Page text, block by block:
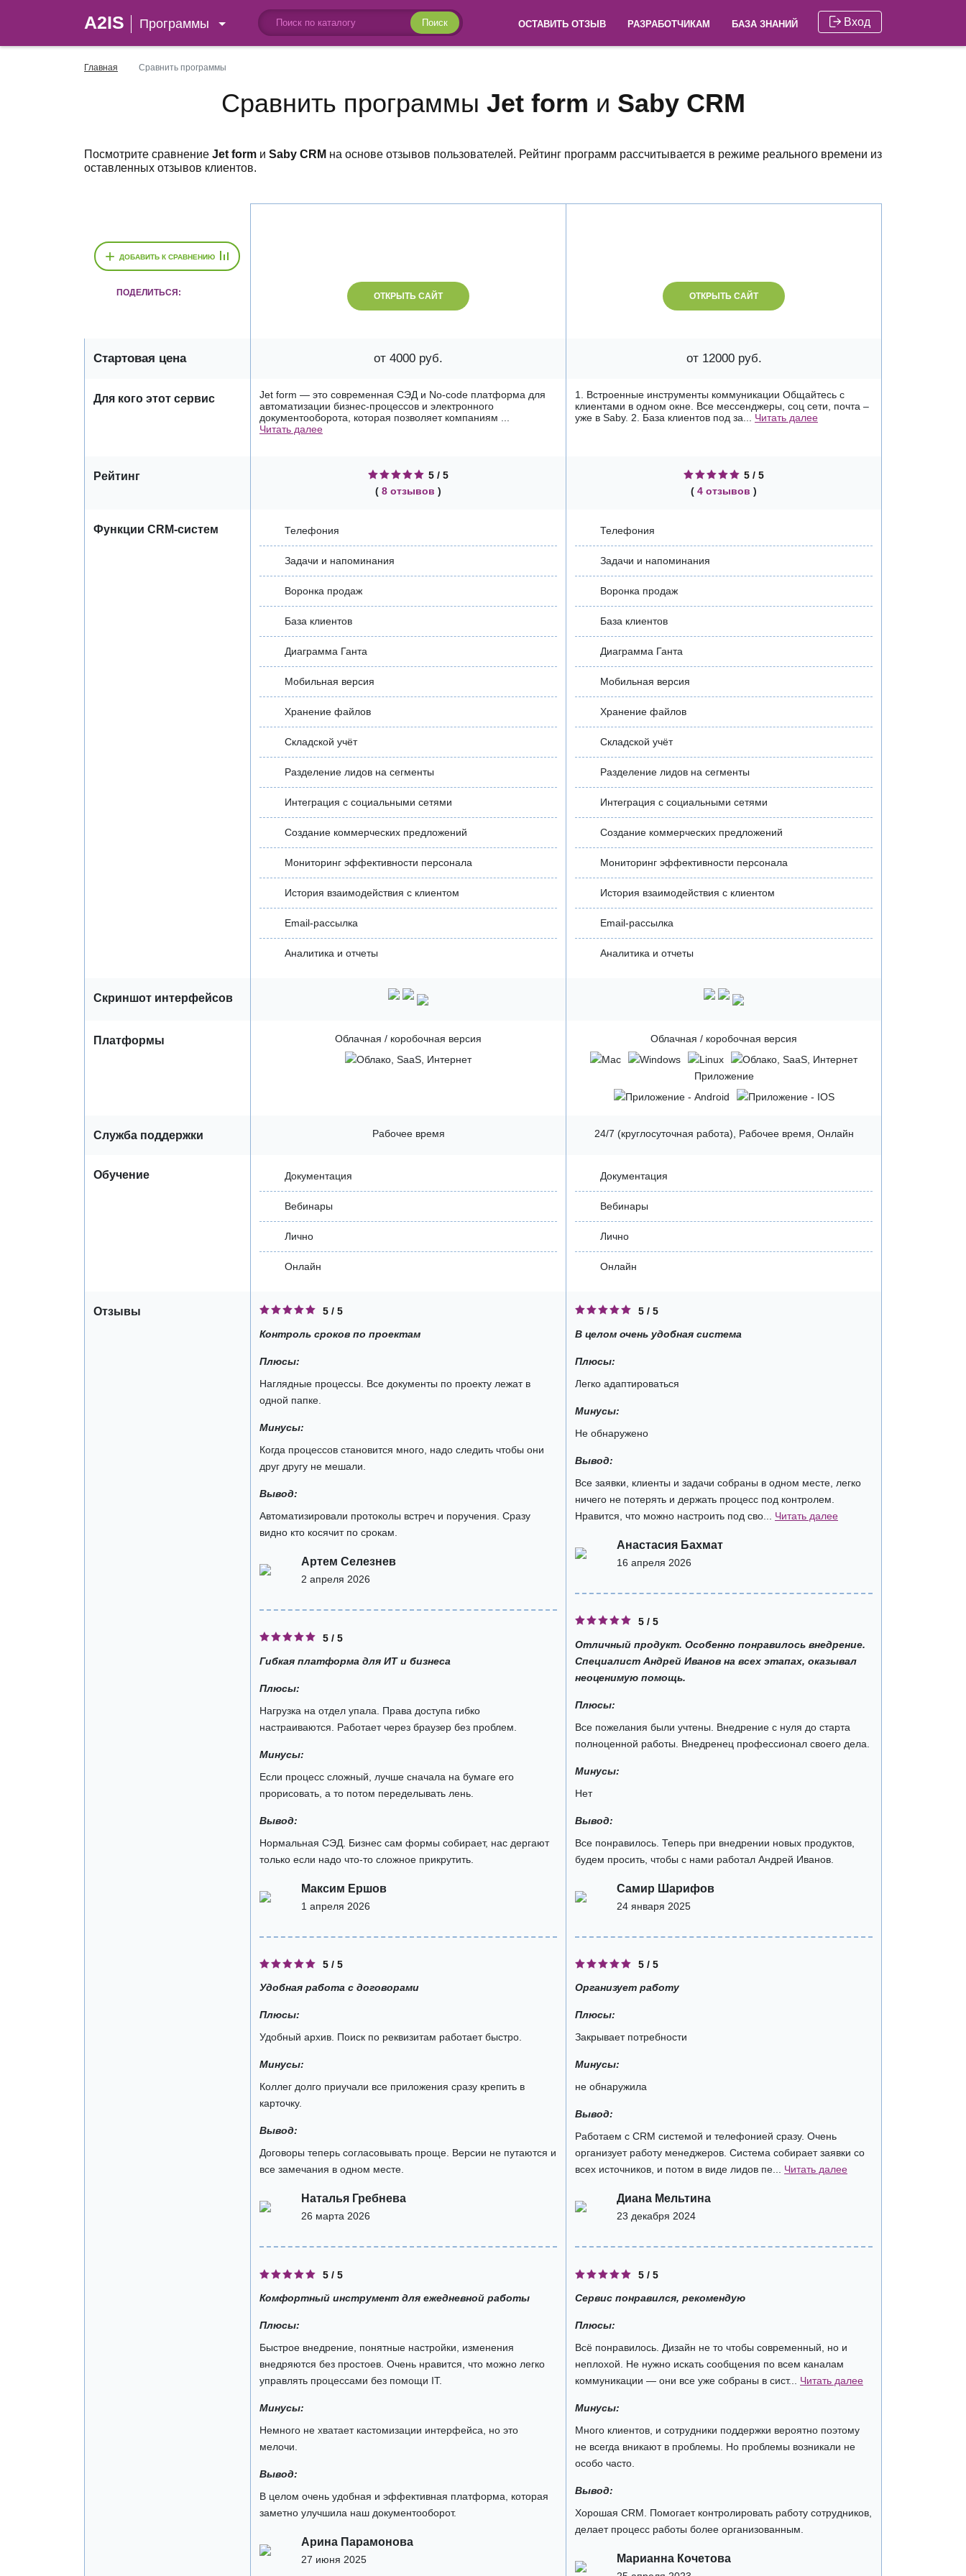
A2IS Программы ОСТАВИТЬ ОТЗЫВ РАЗРАБОТЧИКАМ БАЗА ЗНАНИЙ
Поиск Вход
Главная Сравнить программы
Сравнить программы Jet form и Saby CRM
Посмотрите сравнение Jet form и Saby CRM на основе отзывов пользователей. Рейтинг программ рассчитывается в режиме реального времени из
оставленных отзывов клиентов.
+ ДОБАВИТЬ К СРАВНЕНИЮ
ПОДЕЛИТЬСЯ: ОТКРЫТЬ САЙТ ОТКРЫТЬ САЙТ
Стартовая цена от 4000 руб. от 12000 руб.
Для кого этот сервис
Jet form — это современная СЭД и No-code платформа для
автоматизации бизнес-процессов и электронного
документооборота, которая позволяет компаниям ...
Читать далее
1. Встроенные инструменты коммуникации Общайтесь с
клиентами в одном окне. Все мессенджеры, соц сети, почта –
уже в Sabу. 2. База клиентов под за... Читать далее
Рейтинг
5 / 5
( 8 отзывов )
5 / 5
( 4 отзывов )
Функции CRM-систем Телефония
Задачи и напоминания
Воронка продаж
База клиентов
Диаграмма Ганта
Мобильная версия
Хранение файлов
Складской учёт
Разделение лидов на сегменты
Интеграция с социальными сетями
Создание коммерческих предложений
Мониторинг эффективности персонала
История взаимодействия с клиентом
Email-рассылка
Аналитика и отчеты
Телефония
Задачи и напоминания
Воронка продаж
База клиентов
Диаграмма Ганта
Мобильная версия
Хранение файлов
Складской учёт
Разделение лидов на сегменты
Интеграция с социальными сетями
Создание коммерческих предложений
Мониторинг эффективности персонала
История взаимодействия с клиентом
Email-рассылка
Аналитика и отчеты
Скриншот интерфейсов
Платформы Облачная / коробочная версия Облачная / коробочная версия
Приложение
Служба поддержки Рабочее время 24/7 (круглосуточная работа), Рабочее время, Онлайн
Обучение Документация
Вебинары
Лично
Онлайн
Документация
Вебинары
Лично
Онлайн
Отзывы
5 / 5
Контроль сроков по проектам
Плюсы:
Наглядные процессы. Все документы по проекту лежат в
одной папке.
Минусы:
Когда процессов становится много, надо следить чтобы они
друг другу не мешали.
Вывод:
Автоматизировали протоколы встреч и поручения. Сразу
видно кто косячит по срокам.
Артем Селезнев
2 апреля 2026
5 / 5
Гибкая платформа для ИТ и бизнеса
Плюсы:
Нагрузка на отдел упала. Права доступа гибко
настраиваются. Работает через браузер без проблем.
Минусы:
Если процесс сложный, лучше сначала на бумаге его
прорисовать, а то потом переделывать лень.
Вывод:
Нормальная СЭД. Бизнес сам формы собирает, нас дергают
только если надо что-то сложное прикрутить.
Максим Ершов
1 апреля 2026
5 / 5
Удобная работа с договорами
Плюсы:
Удобный архив. Поиск по реквизитам работает быстро.
Минусы:
Коллег долго приучали все приложения сразу крепить в
карточку.
Вывод:
Договоры теперь согласовывать проще. Версии не путаются и
все замечания в одном месте.
Наталья Гребнева
26 марта 2026
5 / 5
Комфортный инструмент для ежедневной работы
Плюсы:
Быстрое внедрение, понятные настройки, изменения
внедряются без простоев. Очень нравится, что можно легко
управлять процессами без помощи IT.
Минусы:
Немного не хватает кастомизации интерфейса, но это
мелочи.
Вывод:
В целом очень удобная и эффективная платформа, которая
заметно улучшила наш документооборот.
Арина Парамонова
27 июня 2025
5 / 5
В целом очень удобная система
Плюсы:
Легко адаптироваться
Минусы:
Не обнаружено
Вывод:
Все заявки, клиенты и задачи собраны в одном месте, легко
ничего не потерять и держать процесс под контролем.
Нравится, что можно настроить под сво... Читать далее
Анастасия Бахмат
16 апреля 2026
5 / 5
Отличный продукт. Особенно понравилось внедрение.
Специалист Андрей Иванов на всех этапах, оказывал
неоценимую помощь.
Плюсы:
Все пожелания были учтены. Внедрение с нуля до старта
полноценной работы. Внедренец профессионал своего дела.
Минусы:
Нет
Вывод:
Все понравилось. Теперь при внедрении новых продуктов,
будем просить, чтобы с нами работал Андрей Иванов.
Самир Шарифов
24 января 2025
5 / 5
Организует работу
Плюсы:
Закрывает потребности
Минусы:
не обнаружила
Вывод:
Работаем с CRM системой и телефонией сразу. Очень
организует работу менеджеров. Система собирает заявки со
всех источников, и потом в виде лидов пе... Читать далее
Диана Мельтина
23 декабря 2024
5 / 5
Сервис понравился, рекомендую
Плюсы:
Всё понравилось. Дизайн не то чтобы современный, но и
неплохой. Не нужно искать сообщения по всем каналам
коммуникации — они все уже собраны в сист... Читать далее
Минусы:
Много клиентов, и сотрудники поддержки вероятно поэтому
не всегда вникают в проблемы. Но проблемы возникали не
особо часто.
Вывод:
Хорошая CRM. Помогает контролировать работу сотрудников,
делает процесс работы более организованным.
Марианна Кочетова